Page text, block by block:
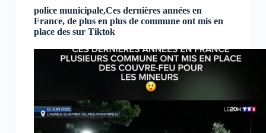
police municipale,Ces dernières années en
France, de plus en plus de commune ont mis en
place des sur Tiktok